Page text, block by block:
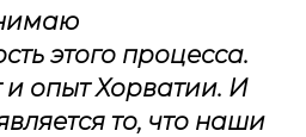
этого процесса.
и опыт Хорватии. И
то, что наши